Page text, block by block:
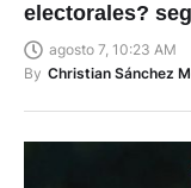
electorales?
agosto 7, 10:23 AM
By Christian Sánchez